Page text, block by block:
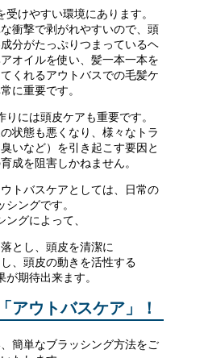
けやすい環境にあります。
衝撃で剥がれやすいので、頭
分がたっぷりつまっているヘ
オイルを使い、髪一本一本を
くれるアウトバスでの毛髪ケ
に重要です。
りには頭皮ケアも重要です。
状態も悪くなり、様々なトラ
いなど）を引き起こす要因と
成を阻害しかねません。
トバスケアとしては、日常の
シングです。
ングによって、
とし、頭皮を清潔に
、頭皮の動きを活性する
が期待出来ます。
アウトバスケア」！
簡単なブラッシング方法をご